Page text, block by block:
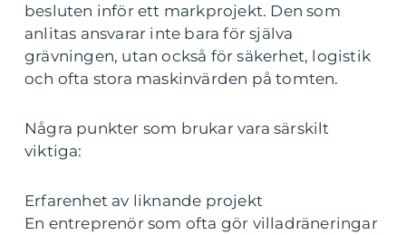
besluten inför ett markprojekt. Den som
anlitas ansvarar inte bara för själva
grävningen, utan också för säkerhet, logistik
och ofta stora maskinvärden på tomten.
Några punkter som brukar vara särskilt
viktiga:
Erfarenhet av liknande projekt
En entreprenör som ofta gör villadräneringar